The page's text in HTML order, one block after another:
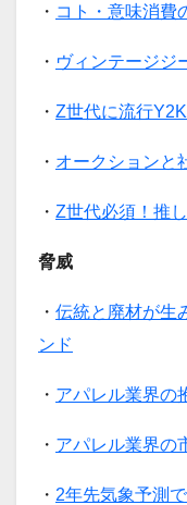
・ コト・意味消費
・ ヴィンテージジ
・ Z世代に流行
・ オークションと
・ Z世代必須！推
脅威
・ 伝統と廃材が生
ンド
・ アパレル業界の
・ アパレル業界の
・ 2年先気象予測